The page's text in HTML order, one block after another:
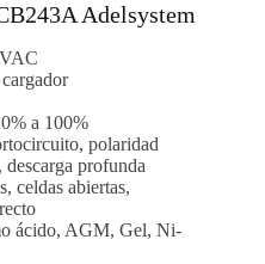
Adelsystem
a 100%
polaridad
profunda
celdas abiertas,
ácido, AGM, Gel, Ni-